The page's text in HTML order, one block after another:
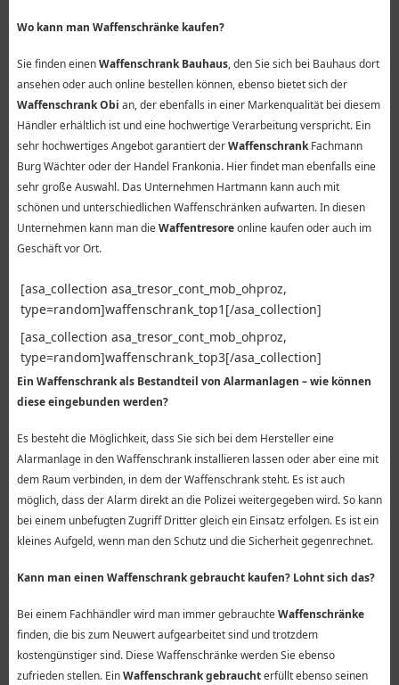
Wo kann man Waffenschränke kaufen?
Sie finden einenWaffenschrank Bauhaus, den Sie sich bei Bauhaus dort
ansehen oder auch online bestellen können, ebenso bietet sich der
Waffenschrank Obi an, der ebenfalls in einer Markenqualität bei diesem
Händler erhältlich ist und eine hochwertige Verarbeitung verspricht. Ein
sehr hochwertiges Angebot garantiert derWaffenschrankFachmann
Burg Wächter oder der Handel Frankonia. Hier findet man ebenfalls eine
sehr große Auswahl. Das Unternehmen Hartmann kann auch mit
schönen und unterschiedlichen Waffenschränken aufwarten. In diesen
Unternehmen kann man dieWaffentresoreonline kaufen oder auch im
Geschäft vor Ort.
[asa_collection asa_tresor_cont_mob_ohproz,
type=random]waffenschrank_top1[/asa_collection]
[asa_collection asa_tresor_cont_mob_ohproz,
type=random]waffenschrank_top3[/asa_collection]
Ein Waffenschrank als Bestandteil von Alarmanlagen – wie können
diese eingebunden werden?
Es besteht die Möglichkeit, dass Sie sich bei dem Hersteller eine
Alarmanlage in den Waffenschrank installieren lassen oder aber eine mit
dem Raum verbinden, in dem der Waffenschrank steht. Es ist auch
möglich, dass der Alarm direkt an die Polizei weitergegeben wird. So kann
bei einem unbefugten Zugriff Dritter gleich ein Einsatz erfolgen. Es ist ein
kleines Aufgeld, wenn man den Schutz und die Sicherheit gegenrechnet.
Kann man einen Waffenschrank gebraucht kaufen? Lohnt sich das?
Bei einem Fachhändler wird man immer gebrauchteWaffenschränke
finden, die bis zum Neuwert aufgearbeitet sind und trotzdem
kostengünstiger sind. Diese Waffenschränke werden Sie ebenso
zufrieden stellen. EinWaffenschrank gebrauchterfüllt ebenso seinen